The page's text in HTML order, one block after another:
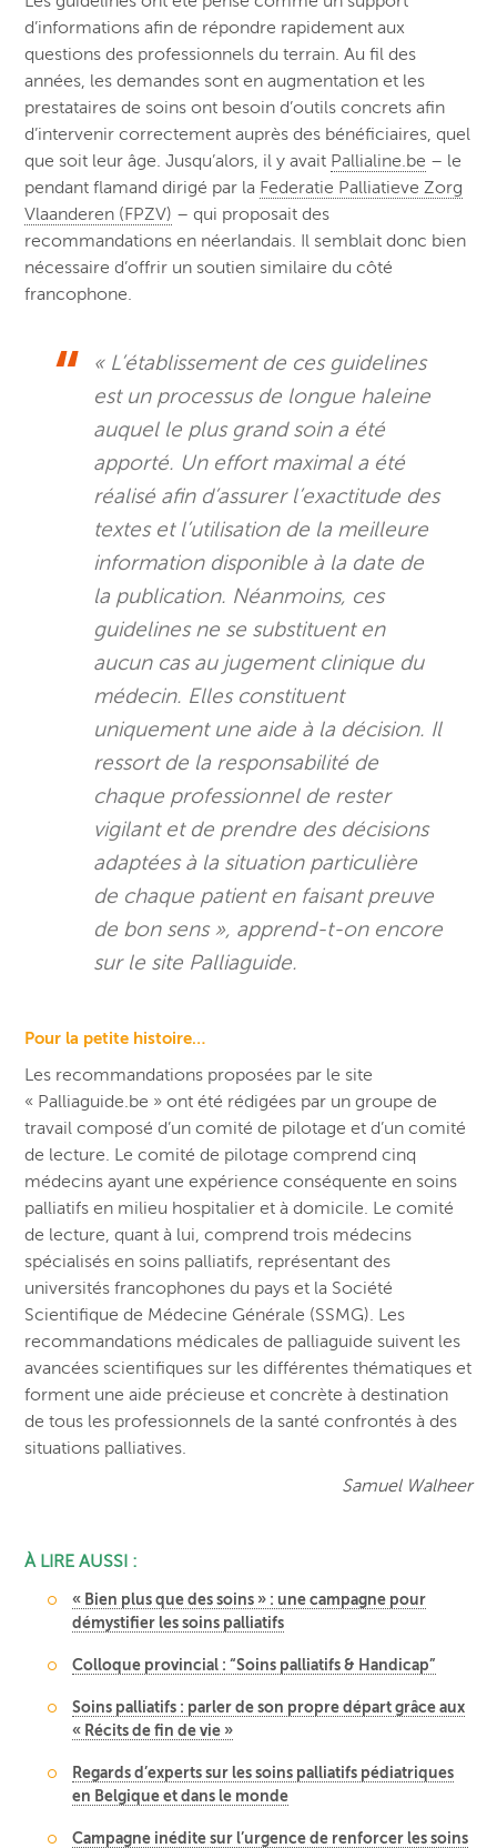
d’informations afin de répondre rapidement aux
questions des professionnels du terrain. Au fil des
années, les demandes sont en augmentation et les
prestataires de soins ont besoin d’outils concrets afin
d’intervenir correctement auprès des bénéficiaires, quel
que soit leur âge. Jusqu’alors, il y avait Pallialine.be – le
pendant flamand dirigé par la Federatie Palliatieve Zorg
Vlaanderen (FPZV) – qui proposait des
recommandations en néerlandais. Il semblait donc bien
nécessaire d’offrir un soutien similaire du côté
francophone.
« L’établissement de ces guidelines
est un processus de longue haleine
auquel le plus grand soin a été
apporté. Un effort maximal a été
réalisé afin d’assurer l’exactitude des
textes et l’utilisation de la meilleure
information disponible à la date de
la publication. Néanmoins, ces
guidelines ne se substituent en
aucun cas au jugement clinique du
médecin. Elles constituent
uniquement une aide à la décision. Il
ressort de la responsabilité de
chaque professionnel de rester
vigilant et de prendre des décisions
adaptées à la situation particulière
de chaque patient en faisant preuve
de bon sens », apprend-t-on encore
sur le site Palliaguide.
Pour la petite histoire…
Les recommandations proposées par le site
« Palliaguide.be » ont été rédigées par un groupe de
travail composé d’un comité de pilotage et d’un comité
de lecture. Le comité de pilotage comprend cinq
médecins ayant une expérience conséquente en soins
palliatifs en milieu hospitalier et à domicile. Le comité
de lecture, quant à lui, comprend trois médecins
spécialisés en soins palliatifs, représentant des
universités francophones du pays et la Société
Scientifique de Médecine Générale (SSMG). Les
recommandations médicales de palliaguide suivent les
avancées scientifiques sur les différentes thématiques et
forment une aide précieuse et concrète à destination
de tous les professionnels de la santé confrontés à des
situations palliatives.
Samuel Walheer
À LIRE AUSSI :
« Bien plus que des soins » : une campagne pour
démystifier les soins palliatifs
Colloque provincial : “Soins palliatifs & Handicap”
Soins palliatifs : parler de son propre départ grâce aux
« Récits de fin de vie »
Regards d’experts sur les soins palliatifs pédiatriques
en Belgique et dans le monde
Campagne inédite sur l’urgence de renforcer les soins